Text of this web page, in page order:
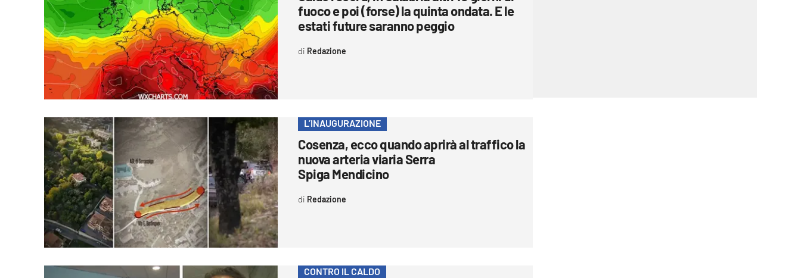
fuoco e poi (forse) la quinta ondata. E le
estati future saranno peggio
Redazione
L’INAUGURAZIONE
Cosenza, ecco quando aprirà al traffico la
nuova arteria viaria Serra
Spiga Mendicino
Redazione
CONTRO IL CALDO